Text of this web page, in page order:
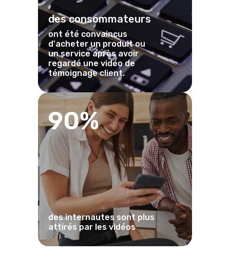
des consommateurs
ont été convaincus
d'acheter un produit ou
un service après avoir
regardé une vidéo de
témoignage client.
90%
des internautes sont plus
attirés par les vidéos